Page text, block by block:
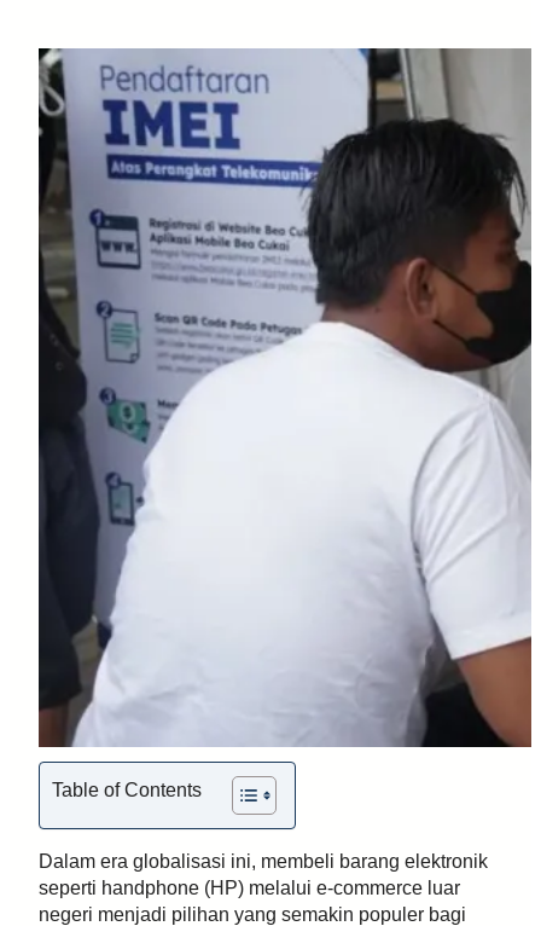
Table of Contents
Dalam era globalisasi ini, membeli barang elektronik
seperti handphone (HP) melalui e-commerce luar
negeri menjadi pilihan yang semakin populer bagi